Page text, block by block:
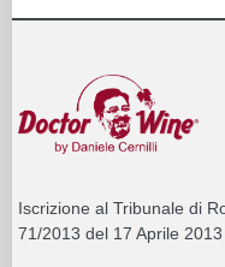
Iscrizione al Tribunale di
71/2013 del 17 Aprile 2013